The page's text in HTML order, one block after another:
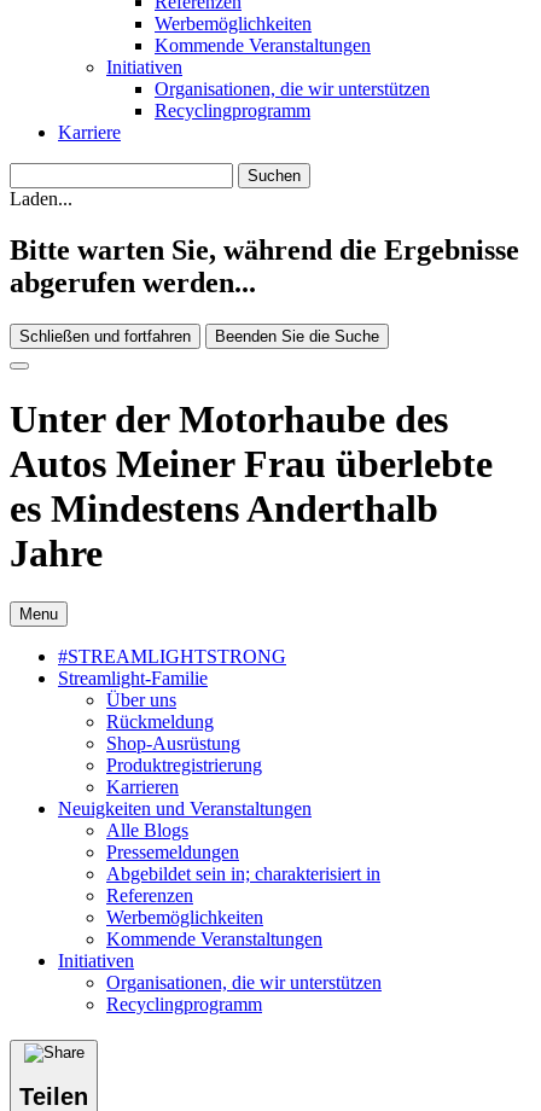
Werbemöglichkeiten
Kommende Veranstaltungen
Initiativen
Organisationen, die wir unterstützen
Recyclingprogramm
Karriere
Laden...
Bitte warten Sie, während die Ergebnisse
abgerufen werden...
Schließen und fortfahren Beenden Sie die Suche
Unter der Motorhaube des
Autos Meiner Frau überlebte
es Mindestens Anderthalb
Jahre
Menu
#STREAMLIGHTSTRONG
Streamlight-Familie
Über uns
Rückmeldung
Shop-Ausrüstung
Produktregistrierung
Karrieren
Neuigkeiten und Veranstaltungen
Alle Blogs
Pressemeldungen
Abgebildet sein in; charakterisiert in
Referenzen
Werbemöglichkeiten
Kommende Veranstaltungen
Initiativen
Organisationen, die wir unterstützen
Recyclingprogramm
Teilen